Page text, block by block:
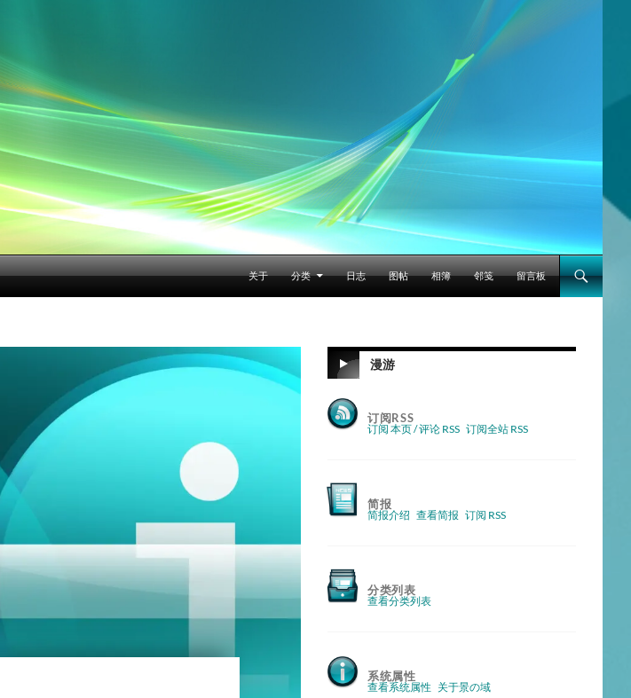
跳至正文
关于
分类 日志 图帖 相簿 邻笺 留言板
漫游
订阅RSS
订阅 本页 / 评论 RSS 订阅全站 RSS
简报
简报介绍 查看简报 订阅 RSS
分类列表
查看分类列表
系统属性
查看系统属性 关于景の域